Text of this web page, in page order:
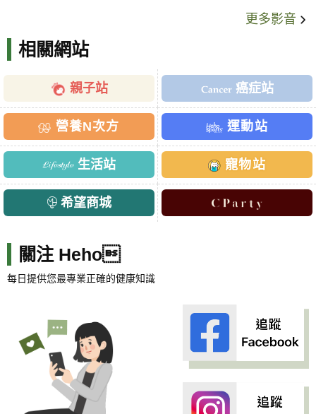
更多影音
相關網站
親子站 癌症站
營養N次方 運動站
生活站 寵物站
希望商城
關注 Heho
每日提供您最專業正確的健康知識